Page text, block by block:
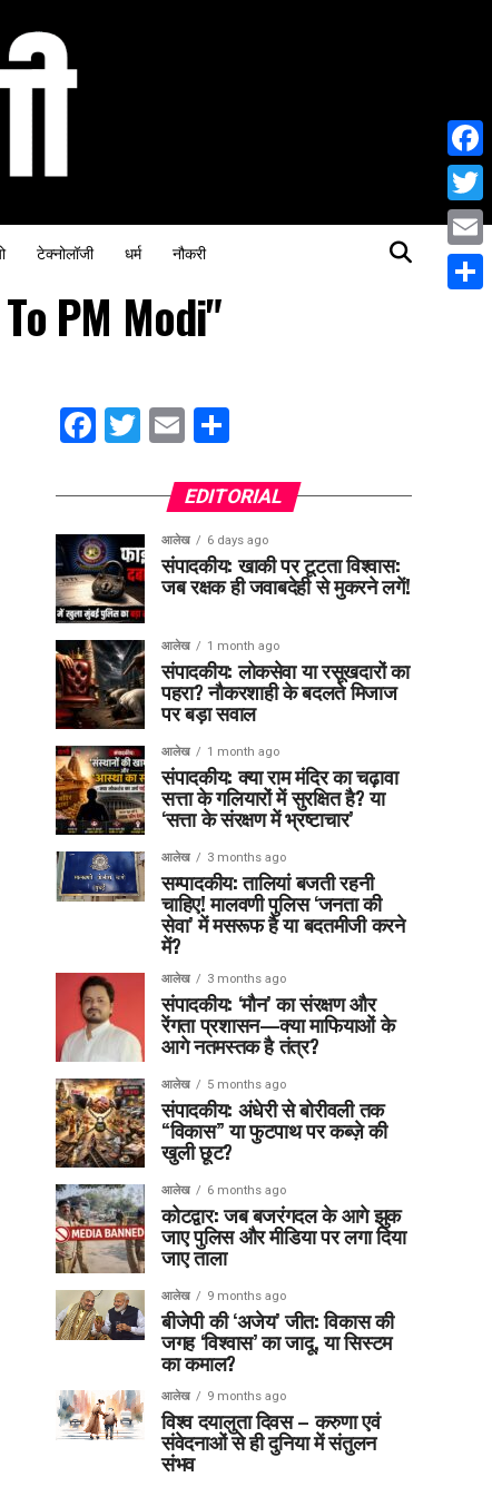
टेक्नोलॉजी धर्म नौकरी
PM Modi"
Facebook
Twitter
Email
EDITORIAL
आलेख 6 days ago
संपादकीय: खाकी पर टूटता विश्वास:
जब रक्षक ही जवाबदेही से मुकरने लगें!
आलेख 1 month ago
संपादकीय: लोकसेवा या रसूखदारों का
पहरा? नौकरशाही के बदलते मिजाज
पर बड़ा सवाल
आलेख 1 month ago
संपादकीय: क्या राम मंदिर का चढ़ावा
सत्ता के गलियारों में सुरक्षित है? या
‘सत्ता के संरक्षण में भ्रष्टाचार’
आलेख 3 months ago
सम्पादकीय: तालियां बजती रहनी
चाहिए! मालवणी पुलिस ‘जनता की
सेवा’ में मसरूफ है या बदतमीजी करने
में?
आलेख 3 months ago
संपादकीय: ‘मौन’ का संरक्षण और
रेंगता प्रशासन—क्या माफियाओं के
आगे नतमस्तक है तंत्र?
आलेख 5 months ago
संपादकीय: अंधेरी से बोरीवली तक
“विकास” या फुटपाथ पर कब्ज़े की
खुली छूट?
आलेख 6 months ago
कोटद्वार: जब बजरंगदल के आगे झुक
जाए पुलिस और मीडिया पर लगा दिया
जाए ताला
आलेख 9 months ago
बीजेपी की ‘अजेय’ जीत: विकास की
जगह ‘विश्वास’ का जादू, या सिस्टम
का कमाल?
आलेख 9 months ago
विश्व दयालुता दिवस – करुणा एवं
संवेदनाओं से ही दुनिया में संतुलन
संभव
Email